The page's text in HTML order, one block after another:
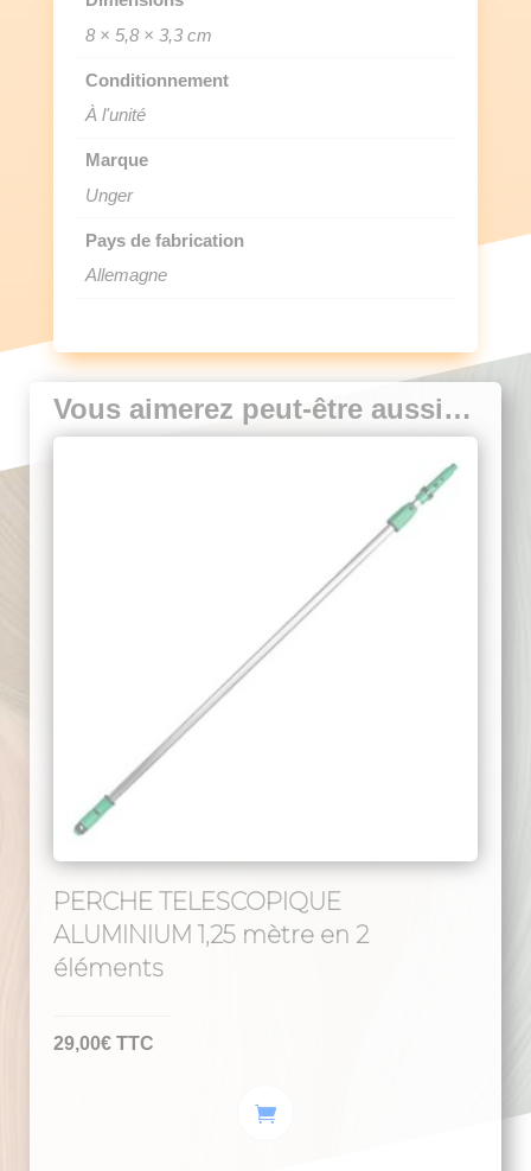
8 × 5,8 × 3,3 cm
Conditionnement
À l'unité
Marque
Unger
Pays de fabrication
Allemagne
Vous aimerez peut-être aussi…
PERCHE TELESCOPIQUE
ALUMINIUM 1,25 mètre en 2
éléments
29,00€ TTC